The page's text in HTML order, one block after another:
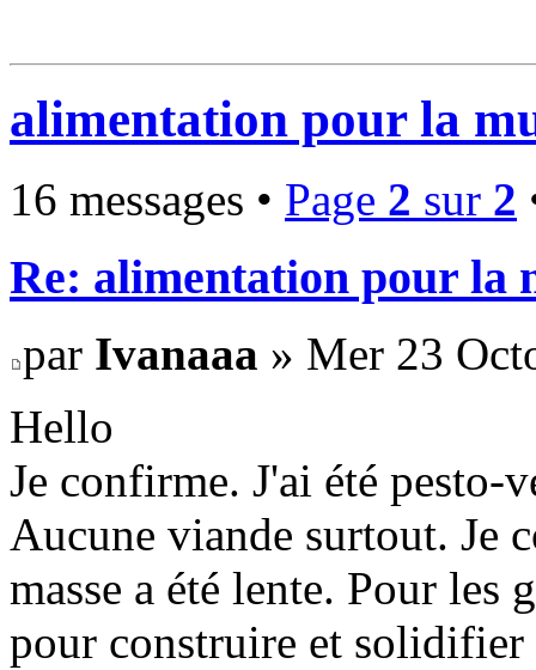
alimentation pour la
16 messages • Page 2 sur 2
Re: alimentation pour la
par Ivanaaa » Mer 23
Hello
Je confirme. J'ai été pesto-
Aucune viande surtout. Je
masse a été lente. Pour
pour construire et solidifier